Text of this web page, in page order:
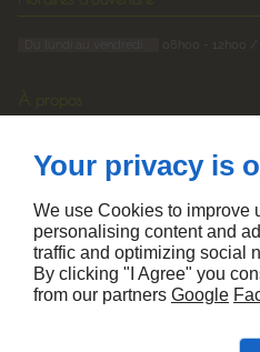
08h00 - 12h00 /
Devis
Mentions légales
Suivez-nous
Your privacy is
We use Cookies to improve
personalising content and
traffic and optimizing social
By clicking "I Agree" you
from our partners Google